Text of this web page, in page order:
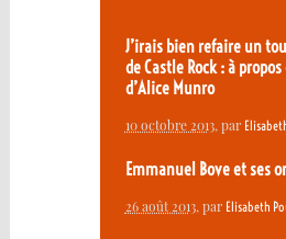
J’irais bien refaire un
de Castle Rock : à
d’Alice Munro
10 octobre 2013, par
Emmanuel Bove et ses
26 août 2013, par Elisabeth